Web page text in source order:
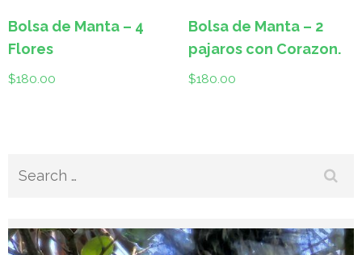
Bolsa de Manta – 4
Flores
$180.00
Bolsa de Manta – 2
pajaros con Corazon.
$180.00
Search